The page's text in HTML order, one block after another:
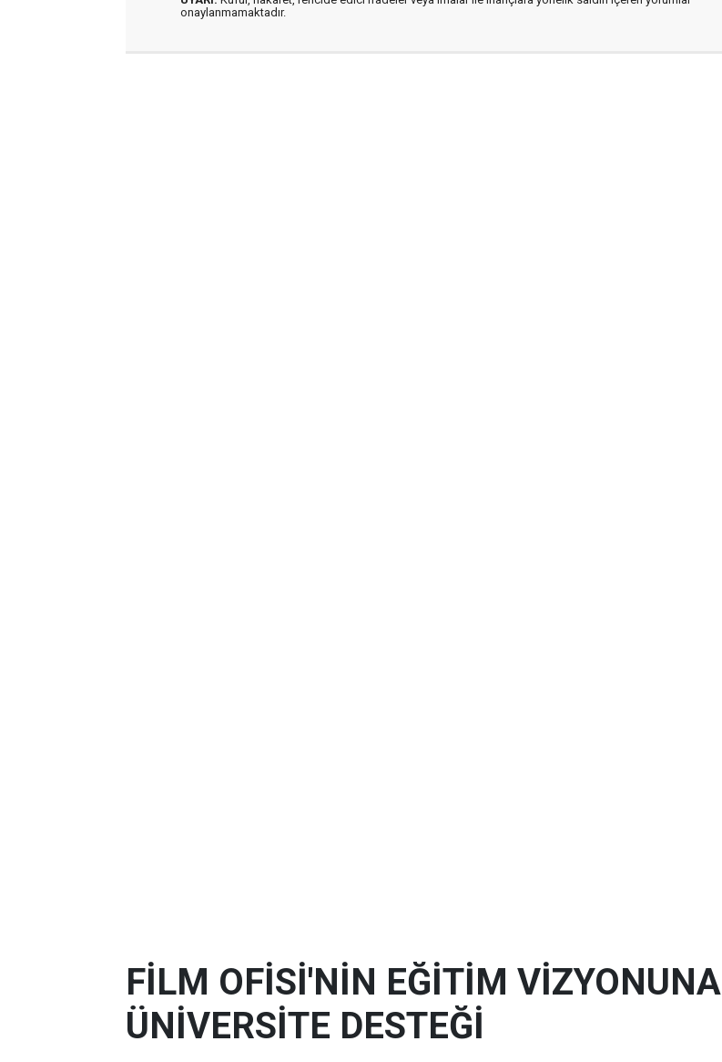
onaylanmamaktadır.
FİLM OFİSİ'NİN EĞİTİM VİZYONUNA
ÜNİVERSİTE DESTEĞİ